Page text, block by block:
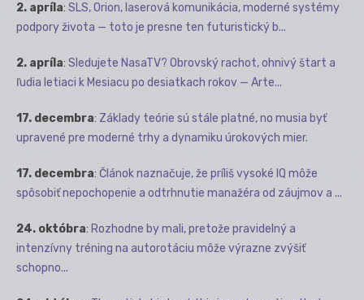
2. apríla: SLS, Orion, laserová komunikácia, moderné systémy
podpory života — toto je presne ten futuristický b...
2. apríla: Sledujete NasaTV? Obrovský rachot, ohnivý štart a
ľudia letiaci k Mesiacu po desiatkach rokov — Arte...
17. decembra: Základy teórie sú stále platné, no musia byť
upravené pre moderné trhy a dynamiku úrokových mier.
17. decembra: Článok naznačuje, že príliš vysoké IQ môže
spôsobiť nepochopenie a odtrhnutie manažéra od záujmov a ...
24. októbra: Rozhodne by mali, pretože pravidelný a
intenzívny tréning na autorotáciu môže výrazne zvýšiť
schopno...